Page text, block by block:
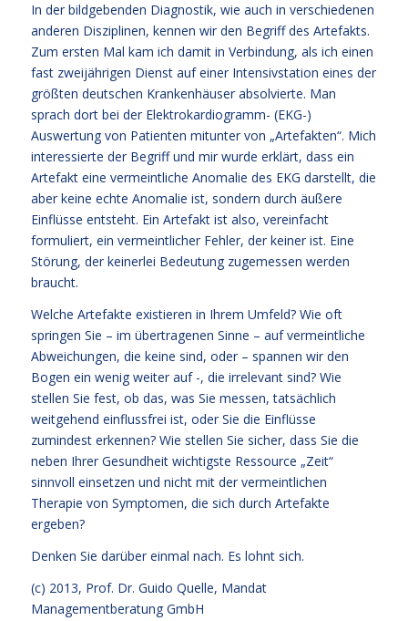
In der bildgebenden Diagnostik, wie auch in verschiedenen
anderen Disziplinen, kennen wir den Begriff des Artefakts.
Zum ersten Mal kam ich damit in Verbindung, als ich einen
fast zweijährigen Dienst auf einer Intensivstation eines der
größten deutschen Krankenhäuser absolvierte. Man
sprach dort bei der Elektrokardiogramm- (EKG-)
Auswertung von Patienten mitunter von „Artefakten“. Mich
interessierte der Begriff und mir wurde erklärt, dass ein
Artefakt eine vermeintliche Anomalie des EKG darstellt, die
aber keine echte Anomalie ist, sondern durch äußere
Einflüsse entsteht. Ein Artefakt ist also, vereinfacht
formuliert, ein vermeintlicher Fehler, der keiner ist. Eine
Störung, der keinerlei Bedeutung zugemessen werden
braucht.
Welche Artefakte existieren in Ihrem Umfeld? Wie oft
springen Sie – im übertragenen Sinne – auf vermeintliche
Abweichungen, die keine sind, oder – spannen wir den
Bogen ein wenig weiter auf -, die irrelevant sind? Wie
stellen Sie fest, ob das, was Sie messen, tatsächlich
weitgehend einflussfrei ist, oder Sie die Einflüsse
zumindest erkennen? Wie stellen Sie sicher, dass Sie die
neben Ihrer Gesundheit wichtigste Ressource „Zeit“
sinnvoll einsetzen und nicht mit der vermeintlichen
Therapie von Symptomen, die sich durch Artefakte
ergeben?
Denken Sie darüber einmal nach. Es lohnt sich.
(c) 2013, Prof. Dr. Guido Quelle, Mandat
Managementberatung GmbH